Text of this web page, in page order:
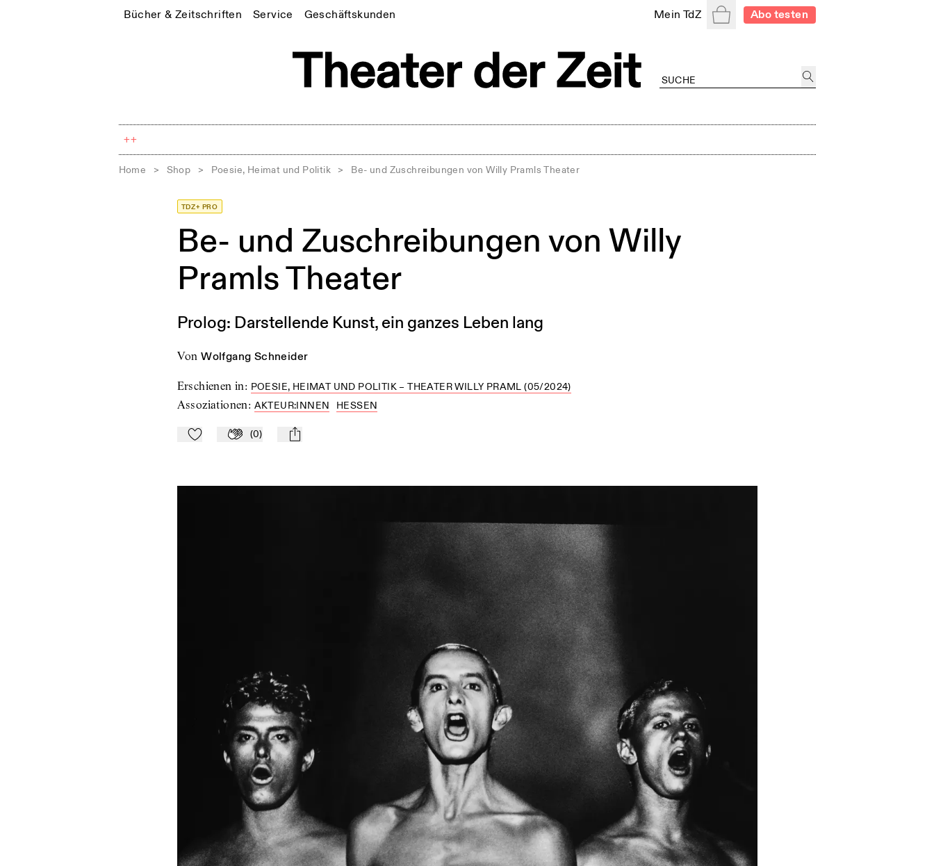
Bücher & Zeitschriften Service Geschäftskunden Mein TdZ WarenkorbAbo testen
++
Home > Shop > Poesie, Heimat und Politik > Be- und Zuschreibungen von Willy Pramls Theater
TDZ+ PRO
Be- und Zuschreibungen von Willy
Pramls Theater
Prolog: Darstellende Kunst, ein ganzes Leben lang
von Wolfgang Schneider
Erschienen in: POESIE, HEIMAT UND POLITIK – THEATER WILLY PRAML (05/2024)
Assoziationen: AKTEUR:INNEN HESSEN
Zu Mein-TdZ hinzufügen
Applaudieren
(0) mail